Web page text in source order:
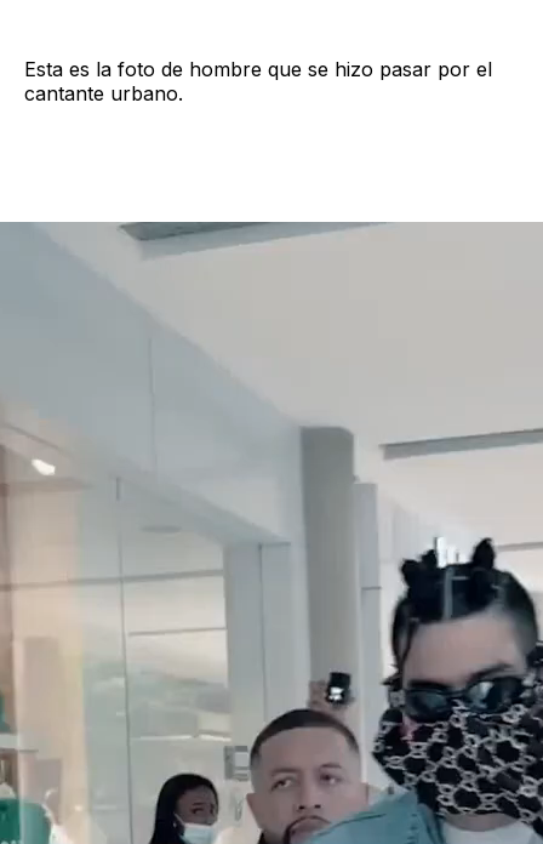
Esta es la foto de hombre que se hizo pasar por el
cantante urbano.